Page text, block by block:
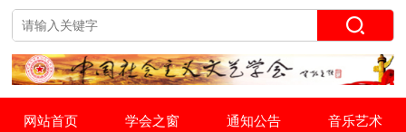
网站首页 学会之窗 通知公告
音乐艺术